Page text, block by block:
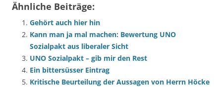
Ähnliche Beiträge:
Gehört auch hier hin
Kann man ja mal machen: Bewertung UNO
Sozialpakt aus liberaler Sicht
UNO Sozialpakt – gib mir den Rest
Ein bittersüsser Eintrag
Kritische Beurteilung der Aussagen von Herrn Höcke